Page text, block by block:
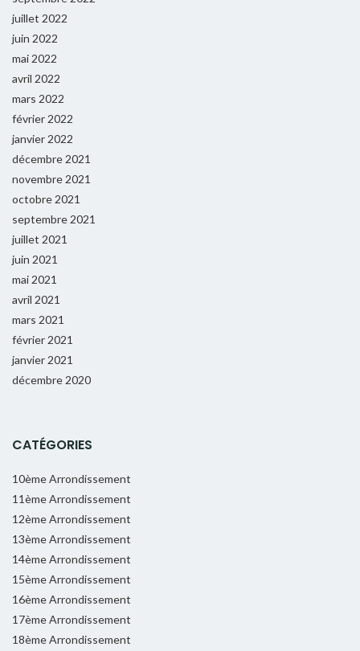
juillet 2022
juin 2022
mai 2022
avril 2022
mars 2022
février 2022
janvier 2022
décembre 2021
novembre 2021
octobre 2021
septembre 2021
juillet 2021
juin 2021
mai 2021
avril 2021
mars 2021
février 2021
janvier 2021
décembre 2020
CATÉGORIES
10ème Arrondissement
11ème Arrondissement
12ème Arrondissement
13ème Arrondissement
14ème Arrondissement
15ème Arrondissement
16ème Arrondissement
17ème Arrondissement
18ème Arrondissement